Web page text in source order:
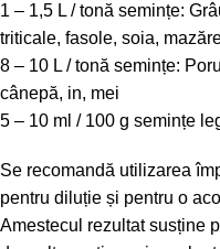
1 – 1,5 L / tonă semințe:
triticale, fasole, soia,
8 – 10 L / tonă semințe:
cânepă, in, mei
5 – 10 ml / 100 g semințe
Se recomandă utilizarea
pentru diluție și pentru o
Amestecul rezultat susține